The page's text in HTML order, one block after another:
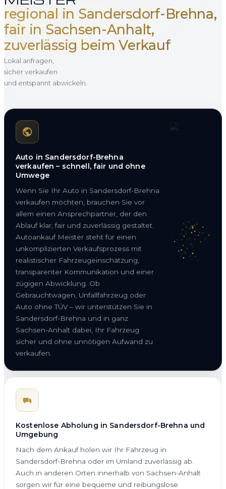
regional in Sandersdorf-Brehna,
fair in Sachsen-Anhalt,
zuverlässig beim Verkauf
Lokal anfragen,
sicher verkaufen
und entspannt abwickeln.
Auto in Sandersdorf-Brehna
verkaufen – schnell, fair und ohne
Umwege
Wenn Sie Ihr Auto in Sandersdorf-Brehna
verkaufen möchten, brauchen Sie vor
allem einen Ansprechpartner, der den
Ablauf klar, fair und zuverlässig gestaltet.
Autoankauf Meister steht für einen
unkomplizierten Verkaufsprozess mit
realistischer Fahrzeugeinschätzung,
transparenter Kommunikation und einer
zügigen Abwicklung. Ob
Gebrauchtwagen, Unfallfahrzeug oder
Auto ohne TÜV – wir unterstützen Sie in
Sandersdorf-Brehna und in ganz
Sachsen-Anhalt dabei, Ihr Fahrzeug
sicher und ohne unnötigen Aufwand zu
verkaufen.
Kostenlose Abholung in Sandersdorf-Brehna und
Umgebung
Nach dem Ankauf holen wir Ihr Fahrzeug in
Sandersdorf-Brehna oder im Umland zuverlässig ab.
Auch in anderen Orten innerhalb von Sachsen-Anhalt
sorgen wir für eine bequeme und reibungslose